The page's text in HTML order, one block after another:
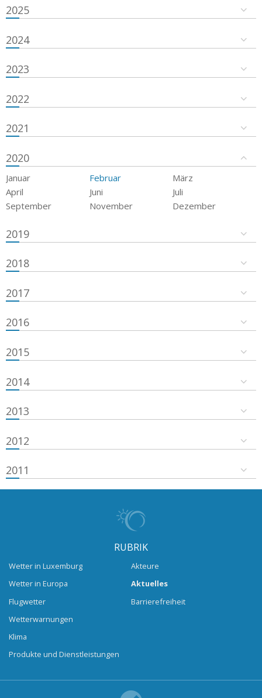
2025
2024
2023
2022
2021
2020
Januar Februar
März
April
Juni
Juli
September
November Dezember
2019
2018
2017
2016
2015
2014
2013
2012
2011
RUBRIK
Wetter in Luxemburg
Wetter in Europa
Flugwetter
Wetterwarnungen
Klima
Produkte und Dienstleistungen
Akteure
Aktuelles
Barrierefreiheit